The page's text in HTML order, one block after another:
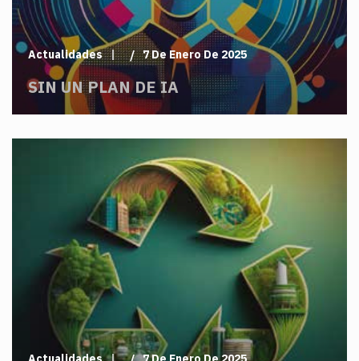
Actualidades 7 De Enero De 2025
SIN UN PLAN DE IA